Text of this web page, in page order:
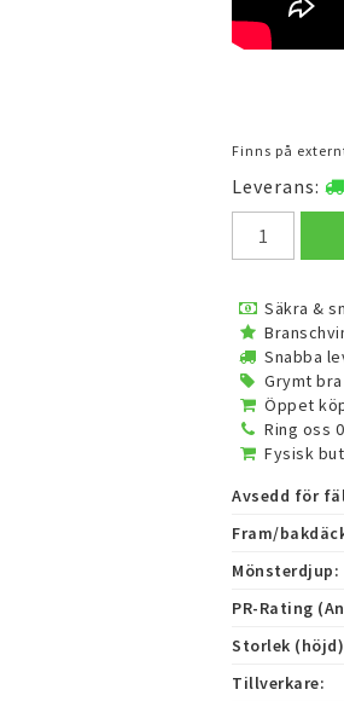
Finns på
Leverans:
Säkra &
Snabba
Grymt
Öppet
Ring oss
Fysisk
Avsedd för
Fram/
Mönsterdjup:
PR-Rating
Storlek
Tillverkare: